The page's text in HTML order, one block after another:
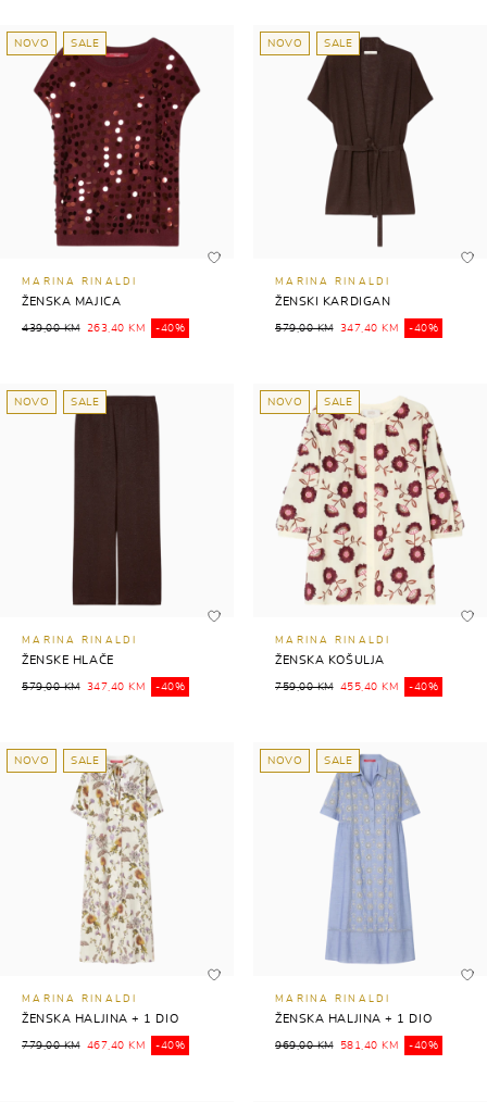
NOVO SALE
MARINA RINALDI
ŽENSKA MAJICA
439,00 KM 263,40 KM -40%
NOVO SALE
MARINA RINALDI
ŽENSKI KARDIGAN
579,00 KM 347,40 KM -40%
NOVO SALE
MARINA RINALDI
ŽENSKE HLAČE
579,00 KM 347,40 KM -40%
NOVO SALE
MARINA RINALDI
ŽENSKA KOŠULJA
759,00 KM 455,40 KM -40%
NOVO SALE
MARINA RINALDI
ŽENSKA HALJINA + 1 DIO
779,00 KM 467,40 KM -40%
NOVO SALE
MARINA RINALDI
ŽENSKA HALJINA + 1 DIO
969,00 KM 581,40 KM -40%